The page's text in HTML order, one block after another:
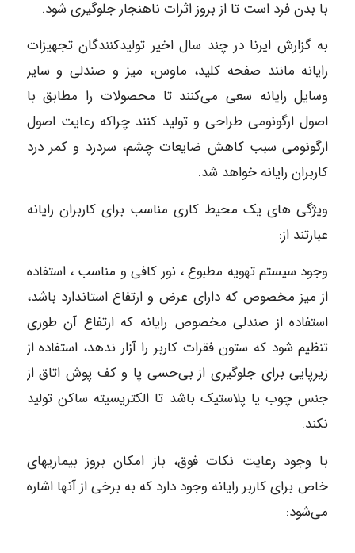
با بدن فرد است تا از بروز اثرات ناهنجار جلوگیری شود.
به گزارش ایرنا در چند سال اخیر تولیدکنندگان تجهیزات
رایانه مانند صفحه کلید، ماوس، میز و صندلی و سایر
وسایل رایانه سعی می‌کنند تا محصولات را مطابق با
اصول ارگونومی طراحی و تولید کنند چراکه رعایت اصول
ارگونومی سبب کاهش ضایعات چشم، سردرد و کمر درد
کاربران رایانه خواهد شد.
ویژگی های یک محیط کاری مناسب برای کاربران رایانه
عبارتند از:
وجود سیستم تهویه مطبوع ، نور کافی و مناسب ، استفاده
از میز مخصوص که دارای عرض و ارتفاع استاندارد باشد،
استفاده از صندلی مخصوص رایانه که ارتفاع آن طوری
تنظیم شود که ستون فقرات کاربر را آزار ندهد، استفاده از
زیرپایی برای جلوگیری از بی‌حسی پا و کف پوش اتاق از
جنس چوب یا پلاستیک باشد تا الکتریسیته ساکن تولید
نکند.
با وجود رعایت نکات فوق، باز امکان بروز بیماریهای
خاص برای کاربر رایانه وجود دارد که به برخی از آنها اشاره
می‌شود: